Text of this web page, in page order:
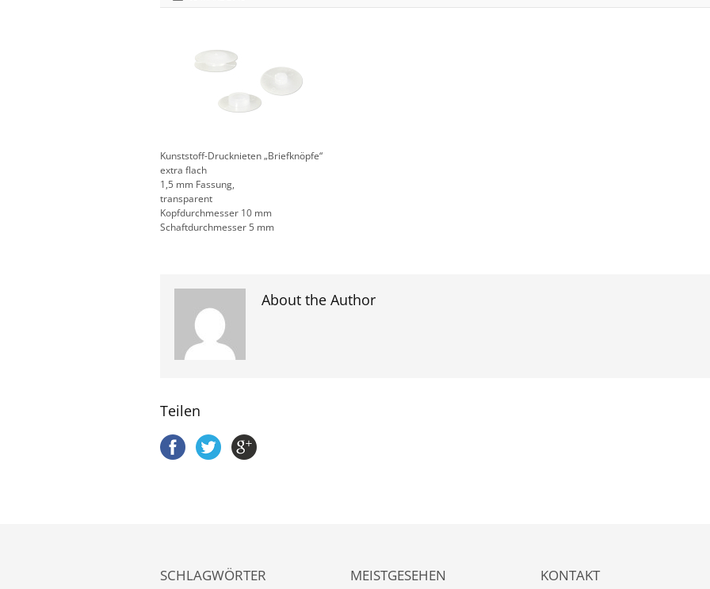
Kunststoff-Drucknieten „Briefknöpfe“
extra flach
1,5 mm Fassung,
transparent
Kopfdurchmesser 10 mm
Schaftdurchmesser 5 mm
About the Author
Teilen
SCHLAGWÖRTER MEISTGESEHEN KONTAKT